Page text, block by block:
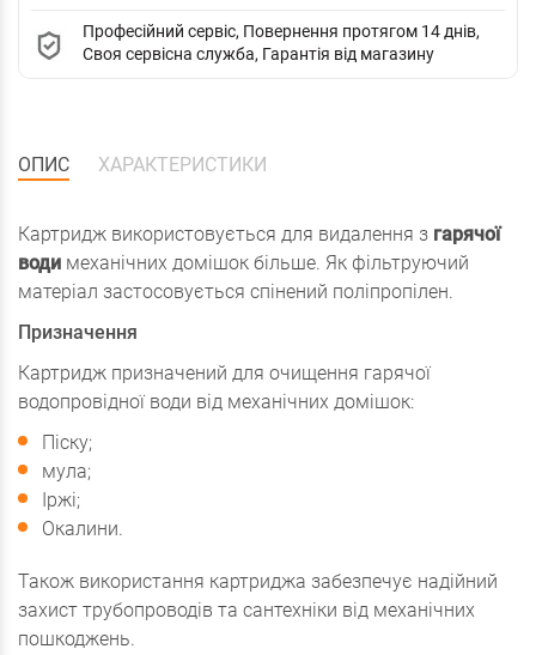
Професійний сервіс, Повернення протягом 14 днів,
Своя сервісна служба, Гарантія від магазину
ОПИС ХАРАКТЕРИСТИКИ
Картридж використовується для видалення з гарячої
води механічних домішок більше. Як фільтруючий
матеріал застосовується спінений поліпропілен.
Призначення
Картридж призначений для очищення гарячої
водопровідної води від механічних домішок:
Піску;
мула;
Іржі;
Окалини.
Також використання картриджа забезпечує надійний
захист трубопроводів та сантехніки від механічних
пошкоджень.